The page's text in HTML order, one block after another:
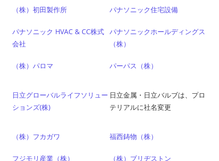
（株）初田製作所 パナソニック住宅設備
パナソニック HVAC & CC株式
会社
パナソニックホールディングス
（株）
（株）パロマ パーパス（株）
日立グローバルライフソリュー
ションズ(株)
日立金属・日立バルブは、プロ
テリアルに社名変更
（株）フカガワ 福西鋳物（株）
フジモリ産業（株） （株）ブリヂストン